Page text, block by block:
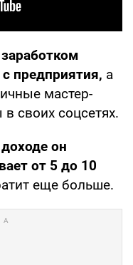
предприятия, а
мастер-
своих соцсетях.
он
от 5 до 10
еще больше.